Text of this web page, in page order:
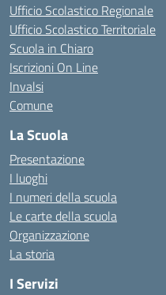
Ufficio Scolastico Regionale
Ufficio Scolastico Territoriale
Scuola in Chiaro
Iscrizioni On Line
Invalsi
Comune
La Scuola
Presentazione
I luoghi
I numeri della scuola
Le carte della scuola
Organizzazione
La storia
I Servizi